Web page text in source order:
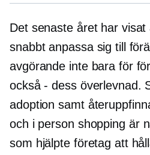
Det senaste året har
snabbt anpassa sig till
avgörande inte bara för
också - dess överlevnad.
adoption samt
och i person shopping är
som hjälpte företag att